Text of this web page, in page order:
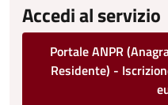
Accedi al servizio
Portale ANPR
Residente) -